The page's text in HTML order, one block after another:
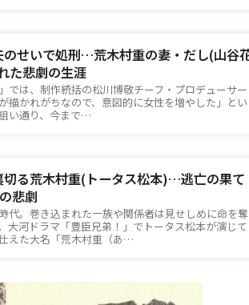
のせいで処刑…荒木村重の妻・だし(山谷
た悲劇の生涯
では、制作統括の松川博敬チーフ・プロデューサー
描かれがちなので、意図的に女性を増やした」とい
い通り、今まで…
切る荒木村重(トータス松本)…逃亡の果て
悲劇
代。巻き込まれた一族や関係者は見せしめに命を奪
大河ドラマ「豊臣兄弟！」でトータス松本が演じて
えた大名「荒木村重（あ…